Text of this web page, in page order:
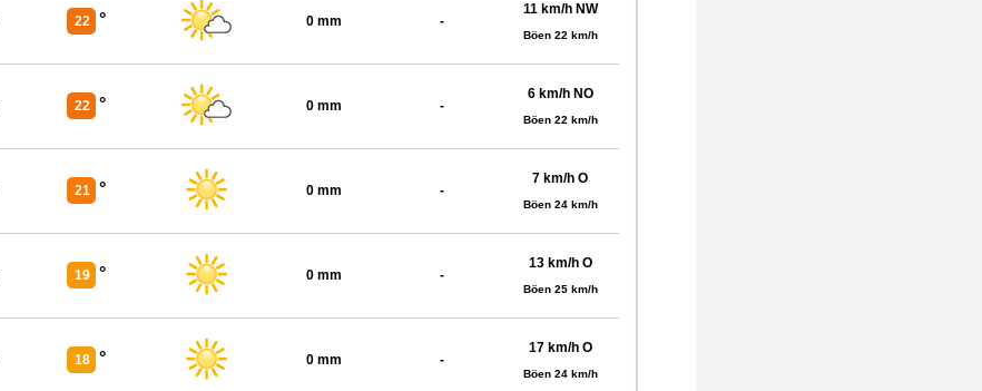
22 ° 0 mm -
11 km/h NW
Böen 22 km/h
22 ° 0 mm -
6 km/h NO
Böen 22 km/h
21 ° 0 mm -
7 km/h O
Böen 24 km/h
19 ° 0 mm -
13 km/h O
Böen 25 km/h
18 ° 0 mm -
17 km/h O
Böen 24 km/h